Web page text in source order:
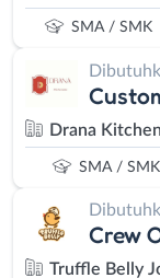
SMA / SMK
Drana
SMA / SMK
Crew
Truffle Belly